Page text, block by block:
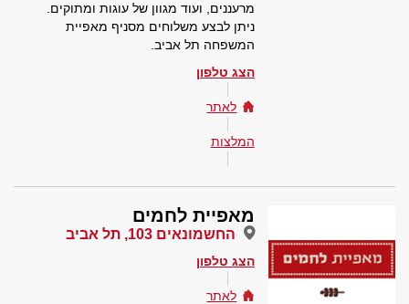
מרעננים, ועוד מגוון של עוגות ומתוקים.
ניתן לבצע משלוחים מסניף מאפיית
המשפחה תל אביב.
הצג טלפון
לאתר
המלצות
מאפיית לחמים
החשמונאים 103, תל אביב
הצג טלפון
לאתר